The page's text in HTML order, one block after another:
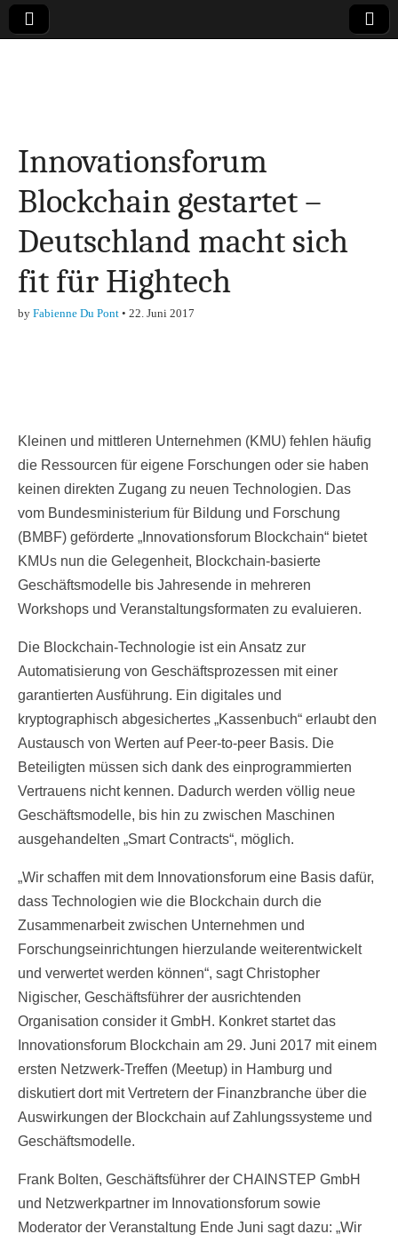
Finanzen,
Marketing-, Vertrieb-
& Investment-Tipps
Innovationsforum
Blockchain gestartet –
Deutschland macht sich
fit für Hightech
by Fabienne Du Pont • 22. Juni 2017
Kleinen und mittleren Unternehmen (KMU) fehlen häufig
die Ressourcen für eigene Forschungen oder sie haben
keinen direkten Zugang zu neuen Technologien. Das
vom Bundesministerium für Bildung und Forschung
(BMBF) geförderte „Innovationsforum Blockchain“ bietet
KMUs nun die Gelegenheit, Blockchain-basierte
Geschäftsmodelle bis Jahresende in mehreren
Workshops und Veranstaltungsformaten zu evaluieren.
Die Blockchain-Technologie ist ein Ansatz zur
Automatisierung von Geschäftsprozessen mit einer
garantierten Ausführung. Ein digitales und
kryptographisch abgesichertes „Kassenbuch“ erlaubt den
Austausch von Werten auf Peer-to-peer Basis. Die
Beteiligten müssen sich dank des einprogrammierten
Vertrauens nicht kennen. Dadurch werden völlig neue
Geschäftsmodelle, bis hin zu zwischen Maschinen
ausgehandelten „Smart Contracts“, möglich.
„Wir schaffen mit dem Innovationsforum eine Basis dafür,
dass Technologien wie die Blockchain durch die
Zusammenarbeit zwischen Unternehmen und
Forschungseinrichtungen hierzulande weiterentwickelt
und verwertet werden können“, sagt Christopher
Nigischer, Geschäftsführer der ausrichtenden
Organisation consider it GmbH. Konkret startet das
Innovationsforum Blockchain am 29. Juni 2017 mit einem
ersten Netzwerk-Treffen (Meetup) in Hamburg und
diskutiert dort mit Vertretern der Finanzbranche über die
Auswirkungen der Blockchain auf Zahlungssysteme und
Geschäftsmodelle.
Frank Bolten, Geschäftsführer der CHAINSTEP GmbH
und Netzwerkpartner im Innovationsforum sowie
Moderator der Veranstaltung Ende Juni sagt dazu: „Wir